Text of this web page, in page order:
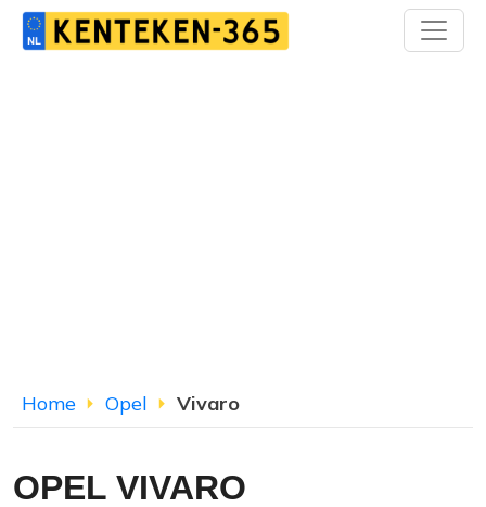
Home Opel Vivaro
OPEL VIVARO